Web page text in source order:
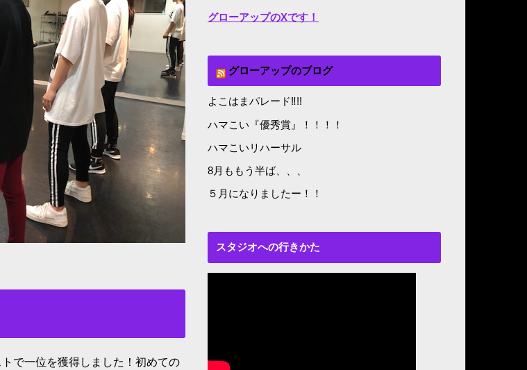
で一位を獲得しました！初めての
グローアップのXです！
グローアップのブログ
よこはまパレード‼︎!!
ハマこい『優秀賞』！！！！
ハマこいリハーサル
8月ももう半ば、、、
５月になりましたー！！
スタジオへの行きかた